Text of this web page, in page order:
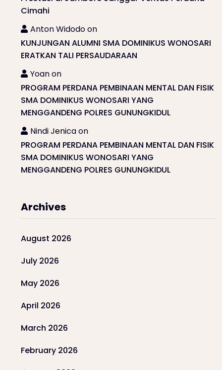
Cimahi
Anton Widodoon
KUNJUNGAN ALUMNI SMA DOMINIKUS WONOSARI
ERATKAN TALI PERSAUDARAAN
Yoanon
PROGRAM PERDANA PEMBINAAN MENTAL DAN FISIK
SMA DOMINIKUS WONOSARI YANG
MENGGANDENG POLRES GUNUNGKIDUL
Nindi Jenicaon
PROGRAM PERDANA PEMBINAAN MENTAL DAN FISIK
SMA DOMINIKUS WONOSARI YANG
MENGGANDENG POLRES GUNUNGKIDUL
Archives
August 2026
July 2026
May 2026
April 2026
March 2026
February 2026